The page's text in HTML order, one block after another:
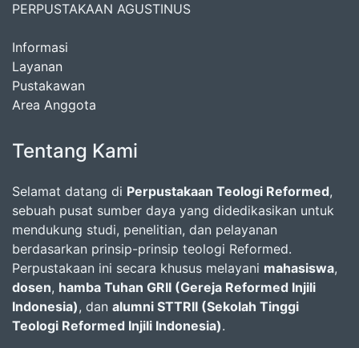
PERPUSTAKAAN AGUSTINUS
Informasi
Layanan
Pustakawan
Area Anggota
Tentang Kami
Selamat datang di Perpustakaan Teologi Reformed,
sebuah pusat sumber daya yang didedikasikan untuk
mendukung studi, penelitian, dan pelayanan
berdasarkan prinsip-prinsip teologi Reformed.
Perpustakaan ini secara khusus melayani mahasiswa,
dosen, hamba Tuhan GRII (Gereja Reformed Injili
Indonesia), dan alumni STTRII (Sekolah Tinggi
Teologi Reformed Injili Indonesia).